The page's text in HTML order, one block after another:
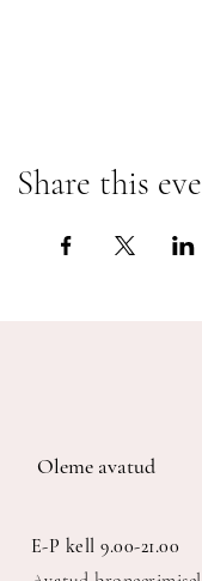
Share this
Oleme avatud
E-P kell 9.00-21.00